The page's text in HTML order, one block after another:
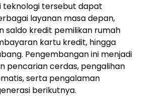
teknologi tersebut dapat
layanan masa depan,
saldo kredit pemilikan rumah
kartu kredit, hingga
Pengembangan ini menjadi
pencarian cerdas, pengalihan
serta pengalaman
berikutnya.